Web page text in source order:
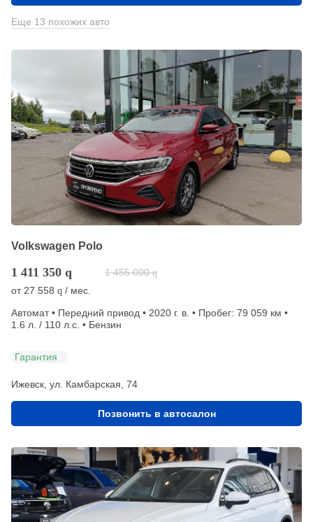
Еще 13 похожих авто
Volkswagen Polo
1 411 350 q 1 455 000 q
от27 558 q / мес.
Автомат • Передний привод • 2020 г. в. • Пробег: 79 059 км •
1.6 л. / 110 л.с. • Бензин
Гарантия
Ижевск, ул. Камбарская, 74
Позвонить в автосалон